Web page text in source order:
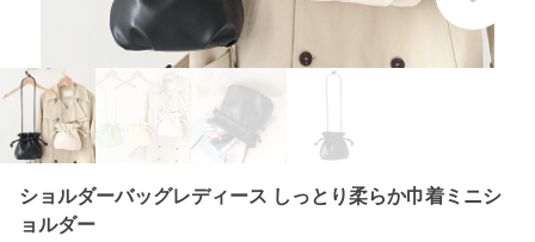
ショルダーバッグレディース しっとり柔らか巾着ミニシ
ョルダー